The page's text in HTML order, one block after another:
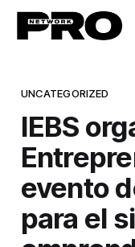
UNCATEGORIZED
IEBS
evento
para el